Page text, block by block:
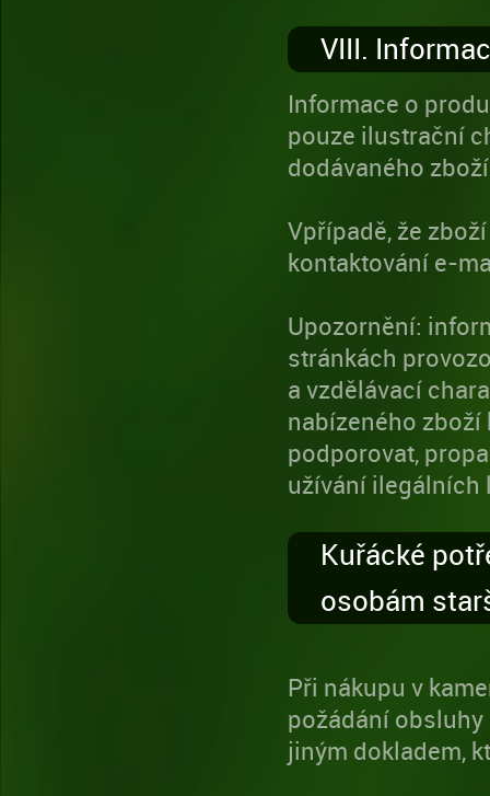
VIII.
Informace o
pouze ilustrační
dodávaného
Vpřípadě, že
kontaktování e-
Upozornění:
stránkách
a vzdělávací
nabízeného
podporovat,
užívání ilegálních
Kuřácké
osobám
Při nákupu v
požádání
jiným dokladem,